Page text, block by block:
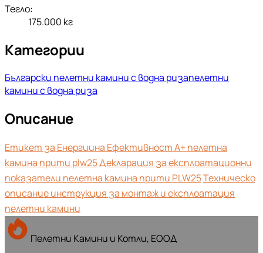
Тегло:
175.000 кг
Категории
Български пелетни камини с водна ризапелетни
камини с водна риза
Описание
Етикет за Енергиина Ефективност А+ пелетна
камина прити plw25Декларация за експлоатационни
показатели пелетна камина прити PLW25Техническо
описание инструкция за монтаж и експлоатация
пелетни камини
Пелетни Камини и Котли, ЕООД